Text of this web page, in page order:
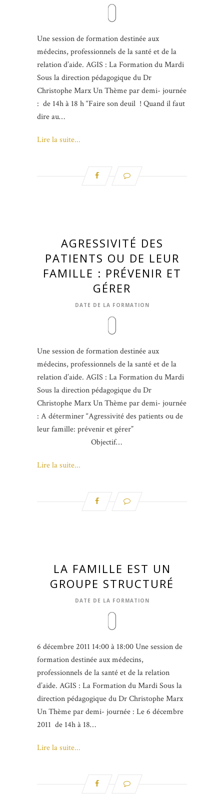
Une session de formation destinée aux
médecins, professionnels de la santé et de la
relation d’aide. AGIS : La Formation du Mardi
Sous la direction pédagogique du Dr
Christophe Marx Un Thème par demi- journée
: de 14h à 18 h “Faire son deuil ! Quand il faut
dire au…
Lire la suite...
AGRESSIVITÉ DES
PATIENTS OU DE LEUR
FAMILLE : PRÉVENIR ET
GÉRER
DATE DE LA FORMATION
Une session de formation destinée aux
médecins, professionnels de la santé et de la
relation d’aide. AGIS : La Formation du Mardi
Sous la direction pédagogique du Dr
Christophe Marx Un Thème par demi- journée
: A déterminer “Agressivité des patients ou de
leur famille: prévenir et gérer”
Objectif…
Lire la suite...
LA FAMILLE EST UN
GROUPE STRUCTURÉ
DATE DE LA FORMATION
6 décembre 2011 14:00 à 18:00 Une session de
formation destinée aux médecins,
professionnels de la santé et de la relation
d’aide. AGIS : La Formation du Mardi Sous la
direction pédagogique du Dr Christophe Marx
Un Thème par demi- journée : Le 6 décembre
2011 de 14h à 18…
Lire la suite...